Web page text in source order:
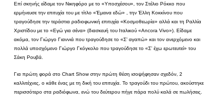
Επί σκηνής είδαμε τον Νικηφόρο με το «Υποσχέσου», τον Στέλιο Ρόκκο που
ερμήνευσε την επιτυχία του με τίτλο «Έμεινα εδώ» , την Έλλη Κοκκίνου που
τραγούδησε την τεράστια ραδιοφωνική επιτυχία «Κοσμοθεωρία» αλλά και τη Ραλλία
Χριστίδου με το «Εγώ για σένα» (διασκευή του Ιταλικού «Ancora Vivo»). Είδαμε
ακόμα, τον Γιώργο Γιαννιά που τραγούδησε το «Σ’ αγαπώ» και τον ανερχόμενο και
πολλά υποσχόμενο Γιώργο Γκόγκολο που τραγούδησε το «Σ’ έχω ερωτευτεί» του
Σάκη Ρουβά.
Για πρώτη φορά στο Chart Show στην πρώτη θέση ισοψήφησαν σχεδόν, 2
καλλιτέχνες, ο κάθε ένας με τη δική του επιτυχία. Το τραγούδι του πρώτου, ακούστηκε
περισσότερο στα ραδιόφωνα, ενώ του δεύτερου πήγε πάρα πολύ καλά σε πωλήσεις.